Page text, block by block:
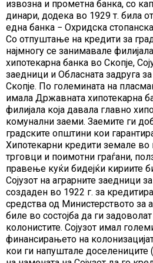
извозна и прометна банка, со
динари, додека во 1929 т. била
една банка − Охридска
Со отпуштање на кредити за
најмногу се занимавале
хипотекарна банка во Скопје,
заедници и Обласната задруга
Скопје. По големината на
имала Државната хипотекарна
филијала која давала главно
комунални заеми. Заемите ги
градските општини кои
Хипотекарни кредити земале во
трговци и поимотни граѓани,
правење куќи бидејќи кириите
Сојузот на аграрните заедници
создаден во 1922 г. за
средства од Министерството за
биле во состојба да ги
колонистите. Сојузот имал
финансирањето на
кои ги напуштале